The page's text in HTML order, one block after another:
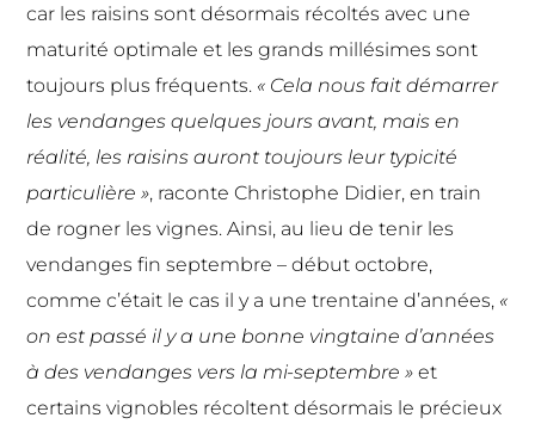
car les raisins sont désormais récoltés avec une
maturité optimale et les grands millésimes sont
toujours plus fréquents. « Cela nous fait démarrer
les vendanges quelques jours avant, mais en
réalité, les raisins auront toujours leur typicité
particulière », raconte Christophe Didier, en train
de rogner les vignes. Ainsi, au lieu de tenir les
vendanges fin septembre – début octobre,
comme c’était le cas il y a une trentaine d’années, «
on est passé il y a une bonne vingtaine d’années
à des vendanges vers la mi-septembre » et
certains vignobles récoltent désormais le précieux